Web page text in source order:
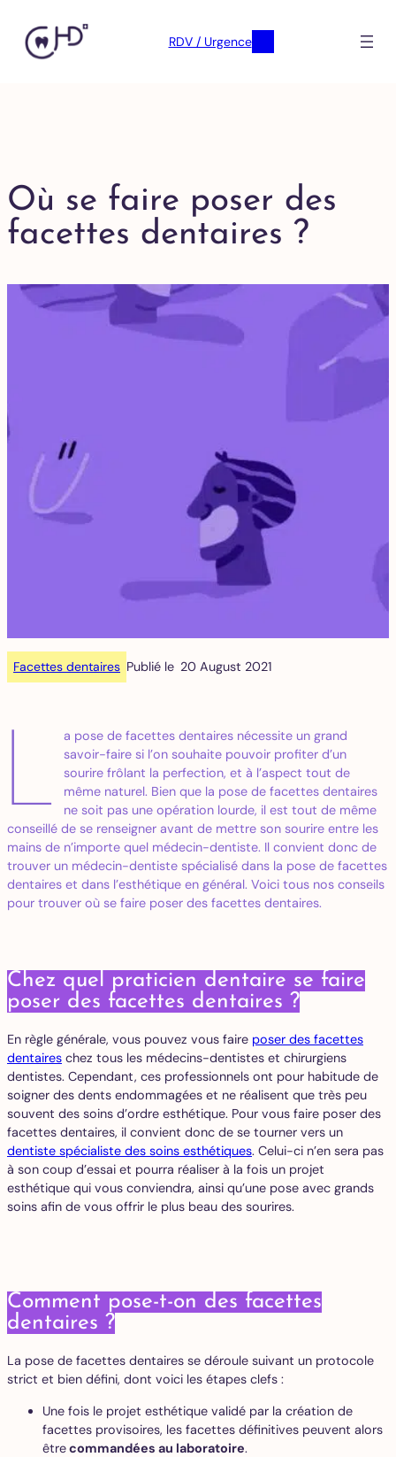
RDV / Urgence
Où se faire poser des
facettes dentaires ?
Facettes dentaires Publié le 20 August 2021
L
a pose de facettes dentaires nécessite un grand
savoir-faire si l’on souhaite pouvoir profiter d’un
sourire frôlant la perfection, et à l’aspect tout de
même naturel. Bien que la pose de facettes dentaires
ne soit pas une opération lourde, il est tout de même
conseillé de se renseigner avant de mettre son sourire entre les
mains de n’importe quel médecin-dentiste. Il convient donc de
trouver un médecin-dentiste spécialisé dans la pose de facettes
dentaires et dans l’esthétique en général. Voici tous nos conseils
pour trouver où se faire poser des facettes dentaires.
Chez quel praticien dentaire se faire
poser des facettes dentaires ?
En règle générale, vous pouvez vous faire poser des facettes
dentaires chez tous les médecins-dentistes et chirurgiens
dentistes. Cependant, ces professionnels ont pour habitude de
soigner des dents endommagées et ne réalisent que très peu
souvent des soins d’ordre esthétique. Pour vous faire poser des
facettes dentaires, il convient donc de se tourner vers un
dentiste spécialiste des soins esthétiques. Celui-ci n’en sera pas
à son coup d’essai et pourra réaliser à la fois un projet
esthétique qui vous conviendra, ainsi qu’une pose avec grands
soins afin de vous offrir le plus beau des sourires.
Comment pose-t-on des facettes
dentaires ?
La pose de facettes dentaires se déroule suivant un protocole
strict et bien défini, dont voici les étapes clefs :
Une fois le projet esthétique validé par la création de
facettes provisoires, les facettes définitives peuvent alors
êtrecommandées au laboratoire.